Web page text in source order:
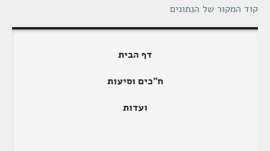
קוד המקור של הנתונים
דף הבית
ח"כים וסיעות
ועדות